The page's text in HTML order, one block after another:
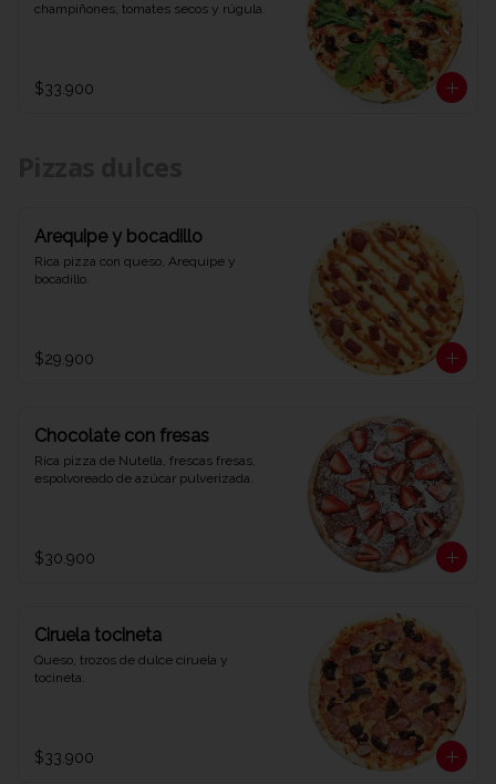
champiñones, tomates secos y rúgula.
$33.900
Arequipe y bocadillo
Rica pizza con queso, Arequipe y
bocadillo.
$29.900
Chocolate con fresas
Rica pizza de Nutella, frescas fresas,
espolvoreado de azúcar pulverizada.
$30.900
Ciruela tocineta
Queso, trozos de dulce ciruela y
tocineta.
$33.900